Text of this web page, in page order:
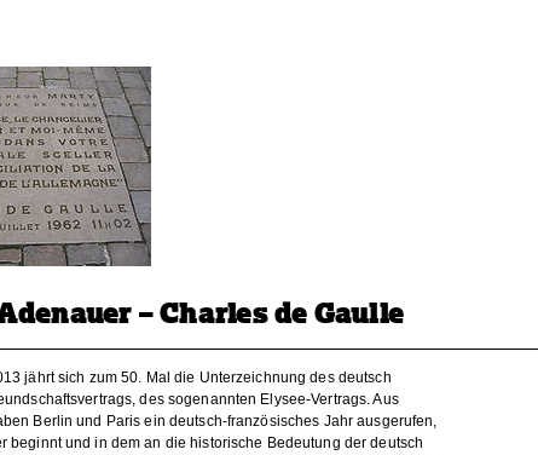
– Charles de Gaulle
jährt sich zum 50. Mal die Unterzeichnung des deutsch
des sogenannten Elysee-Vertrags. Aus
Berlin und Paris ein deutsch-französisches Jahr ausgerufen,
beginnt und in dem an die historische Bedeutung der deutsch